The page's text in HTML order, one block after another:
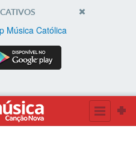
Música Católica